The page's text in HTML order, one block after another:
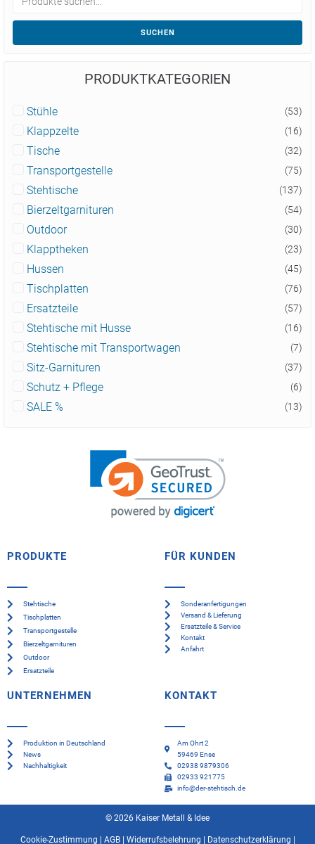
SUCHEN
PRODUKTKATEGORIEN
Stühle (53)
Klappzelte (16)
Tische (32)
Transportgestelle (75)
Stehtische (137)
Bierzeltgarnituren (54)
Outdoor (30)
Klapptheken (23)
Hussen (45)
Tischplatten (76)
Ersatzteile (57)
Stehtische mit Husse (16)
Stehtische mit Transportwagen (7)
Sitz-Garnituren (37)
Schutz + Pflege (6)
SALE % (13)
PRODUKTE
Stehtische
Tischplatten
Transportgestelle
Bierzeltgarnituren
Outdoor
Ersatzteile
FÜR KUNDEN
Sonderanfertigungen
Versand & Lieferung
Ersatzteile & Service
Kontakt
Anfahrt
UNTERNEHMEN
Produktion in Deutschland
News
Nachhaltigkeit
KONTAKT
Am Ohrt 2
59469 Ense
02938 9879306
02933 921775
info@der-stehtisch.de
© 2026 Kaiser Metall & Idee
Cookie-Zustimmung AGB| Widerrufsbelehrung Datenschutzerklärung